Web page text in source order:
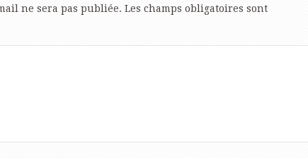
ne sera pas publiée. Les champs obligatoires sont